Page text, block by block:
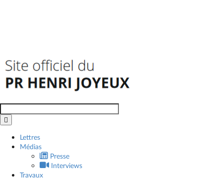
Lettres
Médias
Presse
Interviews
Travaux